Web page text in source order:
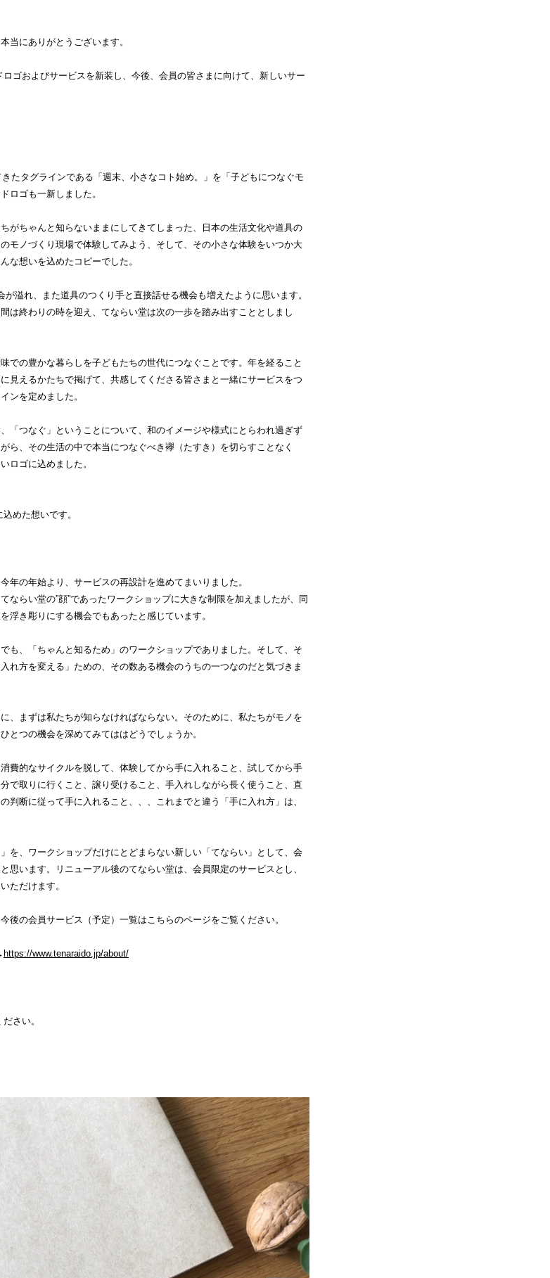
当にありがとうございます。
ゴおよびサービスを新装し、今後、会員の皆さまに向けて、新しいサー
たタグラインである「週末、小さなコト始め。」を「子どもにつなぐモ
ロゴも一新しました。
がちゃんと知らないままにしてきてしまった、日本の生活文化や道具の
モノづくり現場で体験してみよう、そして、その小さな体験をいつか大
な想いを込めたコピーでした。
溢れ、また道具のつくり手と直接話せる機会も増えたように思います。
は終わりの時を迎え、てならい堂は次の一歩を踏み出すこととしまし
での豊かな暮らしを子どもたちの世代につなぐことです。年を経ること
見えるかたちで掲げて、共感してくださる皆さまと一緒にサービスをつ
ンを定めました。
「つなぐ」ということについて、和のイメージや様式にとらわれ過ぎず
ら、その生活の中で本当につなぐべき襷（たすき）を切らすことなく
ロゴに込めました。
めた想いです。
年の年始より、サービスの再設計を進めてまいりました。
ならい堂の”顔”であったワークショップに大きな制限を加えましたが、同
浮き彫りにする機会でもあったと感じています。
も、「ちゃんと知るため」のワークショップでありました。そして、そ
れ方を変える」ための、その数ある機会のうちの一つなのだと気づきま
、まずは私たちが知らなければならない。そのために、私たちがモノを
とつの機会を深めてみてははどうでしょうか。
費的なサイクルを脱して、体験してから手に入れること、試してから手
で取りに行くこと、譲り受けること、手入れしながら長く使うこと、直
判断に従って手に入れること、、、これまでと違う「手に入れ方」は、
を、ワークショップだけにとどまらない新しい「てならい」として、会
思います。リニューアル後のてならい堂は、会員限定のサービスとし、
ただけます。
後の会員サービス（予定）一覧はこちらのページをご覧ください。
https://www.tenaraido.jp/about/
さい。